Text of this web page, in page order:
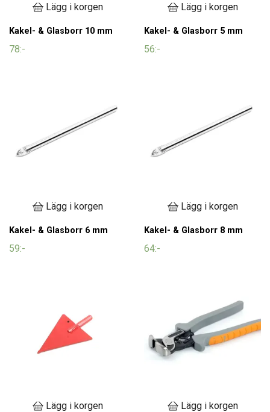
Lägg i korgen
Kakel- & Glasborr 10 mm
78:-
Lägg i korgen
Kakel- & Glasborr 5 mm
56:-
Lägg i korgen
Kakel- & Glasborr 6 mm
59:-
Lägg i korgen
Kakel- & Glasborr 8 mm
64:-
Lägg i korgen Lägg i korgen